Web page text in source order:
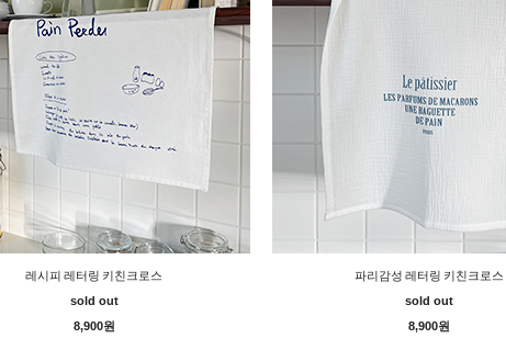
레시피 레터링 키친크로스
sold out
8,900원
파리감성 레터링 키친크로스
sold out
8,900원